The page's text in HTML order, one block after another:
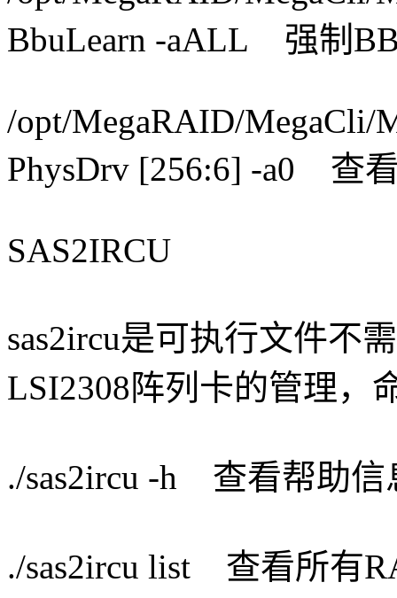
BbuLearn -aALL 强制
/opt/MegaRAID/MegaCli/
PhysDrv [256:6] -a0 查
SAS2IRCU
sas2ircu是可执行文件不
LSI2308阵列卡的管理，
./sas2ircu -h 查看帮助信
./sas2ircu list 查看所有